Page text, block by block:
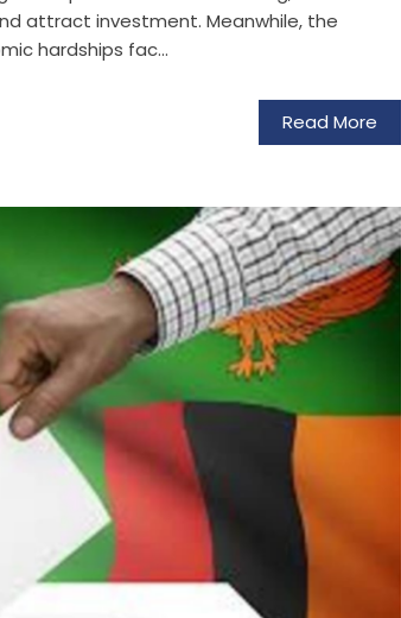
attract investment. Meanwhile, the
hardships fac...
Read More